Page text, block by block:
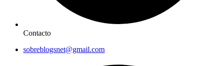
Contacto
sobreblogsnet@gmail.com